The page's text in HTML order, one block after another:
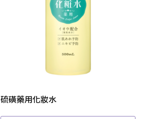
硫磺藥用化妝水